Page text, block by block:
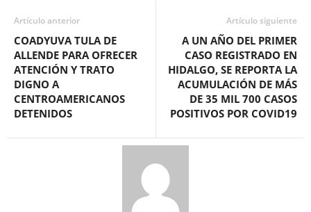
Artículo anterior
COADYUVA TULA DE
ALLENDE PARA OFRECER
ATENCIÓN Y TRATO
DIGNO A
CENTROAMERICANOS
DETENIDOS
Artículo siguiente
A UN AÑO DEL PRIMER
CASO REGISTRADO EN
HIDALGO, SE REPORTA LA
ACUMULACIÓN DE MÁS
DE 35 MIL 700 CASOS
POSITIVOS POR COVID19